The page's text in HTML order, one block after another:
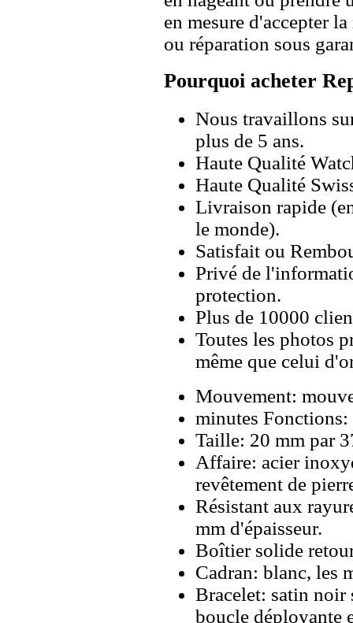
en mesure d'accepter
ou réparation sous
Pourquoi acheter
Nous travaillons
plus de 5 ans.
Haute Qualité
Haute Qualité
Livraison rapide
le monde).
Satisfait ou
Privé de
protection.
Plus de 10000
Toutes les photos
même que celui
Mouvement:
minutes Fonctions:
Taille: 20 mm par
Affaire: acier
revêtement de
Résistant aux
mm d'épaisseur.
Boîtier solide
Cadran: blanc, les
Bracelet: satin noir
boucle déployante